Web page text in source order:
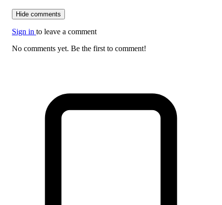
Hide comments
Sign in to leave a comment
No comments yet. Be the first to comment!